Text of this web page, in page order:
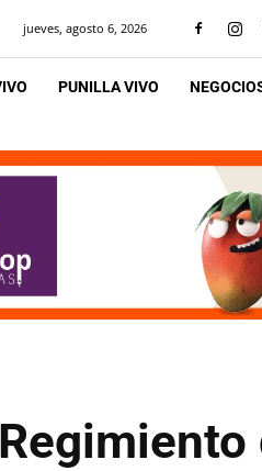
jueves, agosto 6, 2026
PUNILLA VIVO